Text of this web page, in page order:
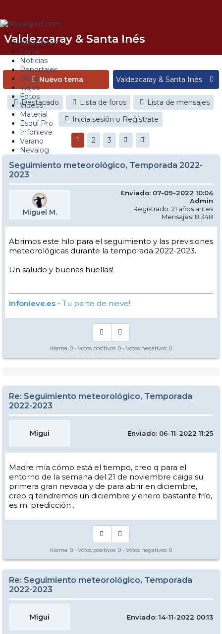
Estaciones
Foros
Noticias
Reportajes
Blogs
Viajes
Fotos
Videos
Material
Esquí Pro
Infonieve
Verano
Nevalog
Valdezcaray & Santa Inés
Nuevo tema
Destacado Lista de foros
Lista de mensajes
Inicia sesión o Regístrate
1 2 3
Seguimiento meteorológico, Temporada 2022-
2023
Miguel M.
Enviado: 07-09-2022 10:04
Admin
Registrado: 21 años antes
Mensajes: 8.348
Abrimos este hilo para el seguimiento y las previsiones
meteorológicas durante la temporada 2022-2023.
Un saludo y buenas huellas!
Infonieve.es - Tu parte de nieve!
Karma: 0 - Votos positivos: 0 - Votos negativos: 0
Re: Seguimiento meteorológico, Temporada
2022-2023
Migui Enviado: 06-11-2022 11:25
Madre mía cómo está el tiempo, creo q para el
entorno de la semana del 21 de noviembre caiga su
primera gran nevada y de para abrir en diciembre,
creo q tendremos un diciembre y enero bastante frío,
es mi predicción .
Karma: 0 - Votos positivos: 0 - Votos negativos: 0
Re: Seguimiento meteorológico, Temporada
2022-2023
Migui Enviado: 14-11-2022 00:13